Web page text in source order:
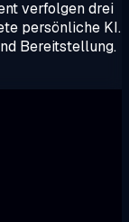
verfolgen drei
persönliche KI.
Bereitstellung.